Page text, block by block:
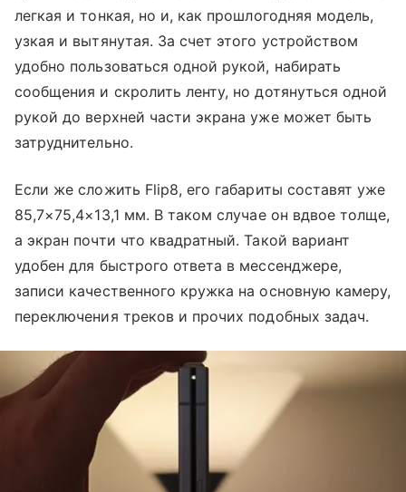
легкая и тонкая, но и, как прошлогодняя модель,
узкая и вытянутая. За счет этого устройством
удобно пользоваться одной рукой, набирать
сообщения и скролить ленту, но дотянуться одной
рукой до верхней части экрана уже может быть
затруднительно.
Если же сложить Flip8, его габариты составят уже
85,7×75,4×13,1 мм. В таком случае он вдвое толще,
а экран почти что квадратный. Такой вариант
удобен для быстрого ответа в мессенджере,
записи качественного кружка на основную камеру,
переключения треков и прочих подобных задач.